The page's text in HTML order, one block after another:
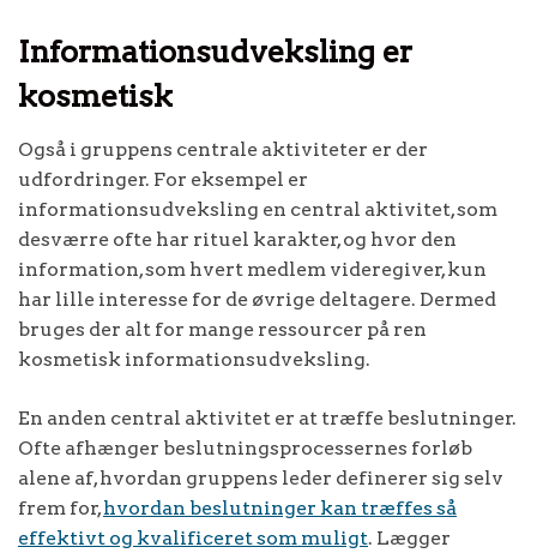
Informationsudveksling er
kosmetisk
Også i gruppens centrale aktiviteter er der
udfordringer. For eksempel er
informationsudveksling en central aktivitet, som
desværre ofte har rituel karakter, og hvor den
information, som hvert medlem videregiver, kun
har lille interesse for de øvrige deltagere. Dermed
bruges der alt for mange ressourcer på ren
kosmetisk informationsudveksling.
En anden central aktivitet er at træffe beslutninger.
Ofte afhænger beslutningsprocessernes forløb
alene af, hvordan gruppens leder definerer sig selv
frem for,hvordan beslutninger kan træffes så
effektivt og kvalificeret som muligt. Lægger